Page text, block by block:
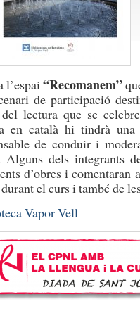
l’espai“Recomanem”
de participació
lectura que se
en català hi tindrà una
de conduir i
Alguns dels integrants
d’obres i comentaran
el curs i també de
Vapor Vell